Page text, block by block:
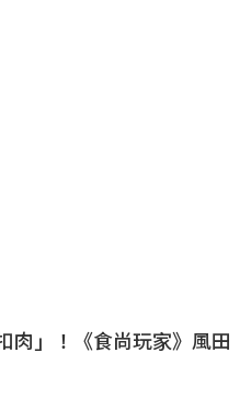
肉」！《食尚玩家》風田